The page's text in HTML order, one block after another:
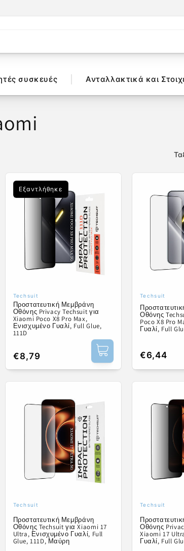
συσκευές Ανταλλακτικά και
Εξαντλήθηκε
Προμηθευτής:
Techsuit
Προστατευτική Μεμβράνη
Οθόνης Privacy Techsuit για
Xiaomi Poco X8 Pro Max,
Ενισχυμένο Γυαλί, Full Glue,
111D
Κανονική
τιμή
€8,79
Techsuit
Οθόνης
Poco X8 Pro
Γυαλί, Full
Κανονική
τιμή
€6,44
Προμηθευτής:
Techsuit
Προστατευτική Μεμβράνη
Οθόνης Techsuit για Xiaomi 17
Ultra, Ενισχυμένο Γυαλί, Full
Glue, 111D, Μαύρη
Techsuit
Οθόνης
Xiaomi 17
Γυαλί, Full